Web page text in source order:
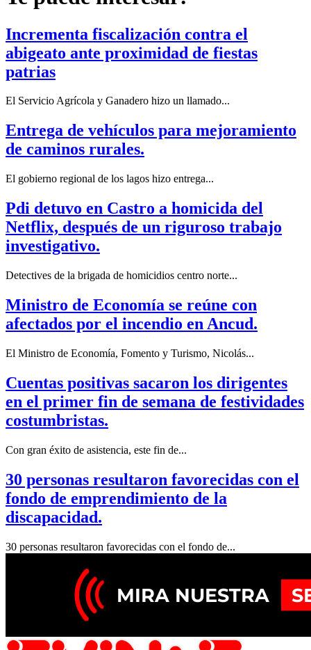
Incrementa fiscalización contra el
abigeato ante proximidad de fiestas
patrias
El Servicio Agrícola y Ganadero hizo un llamado...
Entrega de vehículos para mejoramiento
de caminos rurales.
El gobierno regional de los lagos hizo entrega...
Pdi detuvo en Castro a homicida del
Netflix, después de un riguroso trabajo
investigativo.
Detectives de la brigada de homicidios centro norte...
Ministro de Economía se reúne con
afectados por el incendio en Ancud.
El Ministro de Economía, Fomento y Turismo, Nicolás...
Cuentas positivas sacaron los dirigentes
en el primer fin de semana de festividades
costumbristas.
Con gran éxito de asistencia, este fin de...
30 personas resultaron favorecidas con el
fondo de emprendimiento de la
discapacidad.
30 personas resultaron favorecidas con el fondo de...